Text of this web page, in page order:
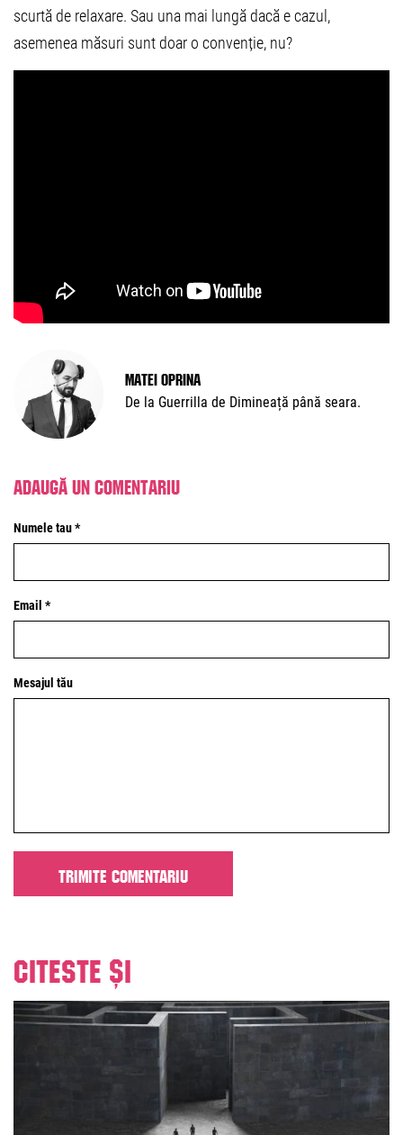
scurtă de relaxare. Sau una mai lungă dacă e cazul,
asemenea măsuri sunt doar o convenție, nu?
Matei Oprina
De la Guerrilla de Dimineață până seara.
Adaugă un comentariu
Numele tau *
Email *
Mesajul tău
Citeste și